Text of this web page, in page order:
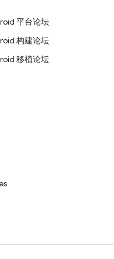
平台论坛
构建论坛
移植论坛